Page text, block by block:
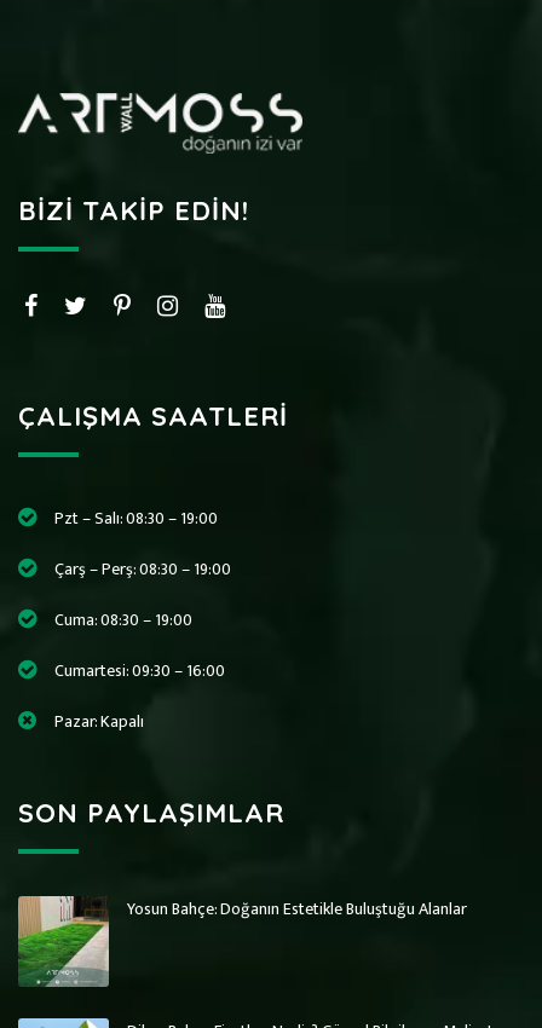
BIZI TAKIP EDIN!
ÇALIŞMA SAATLERI
Pzt – Salı: 08:30 – 19:00
Çarş – Perş: 08:30 – 19:00
Cuma: 08:30 – 19:00
Cumartesi: 09:30 – 16:00
Pazar: Kapalı
SON PAYLAŞIMLAR
Yosun Bahçe: Doğanın Estetikle Buluştuğu Alanlar
Art Wall Moss
Art Wall Moss